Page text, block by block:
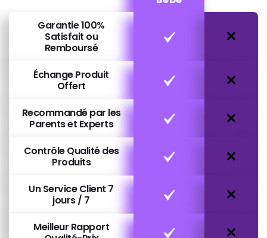
Garantie 100%
Satisfait ou
Remboursé
Échange Produit
Offert
Recommandé par les
Parents et Experts
Contrôle Qualité des
Produits
Un Service Client 7
jours / 7
Meilleur Rapport